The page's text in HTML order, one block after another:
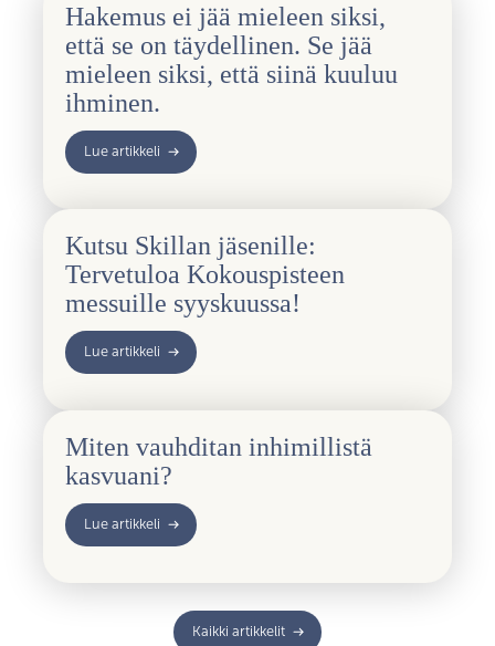
Hakemus ei jää mieleen siksi,
että se on täydellinen. Se jää
mieleen siksi, että siinä kuuluu
ihminen.
Lue artikkeli
Kutsu Skillan jäsenille:
Tervetuloa Kokouspisteen
messuille syyskuussa!
Lue artikkeli
Miten vauhditan inhimillistä
kasvuani?
Lue artikkeli
Kaikki artikkelit